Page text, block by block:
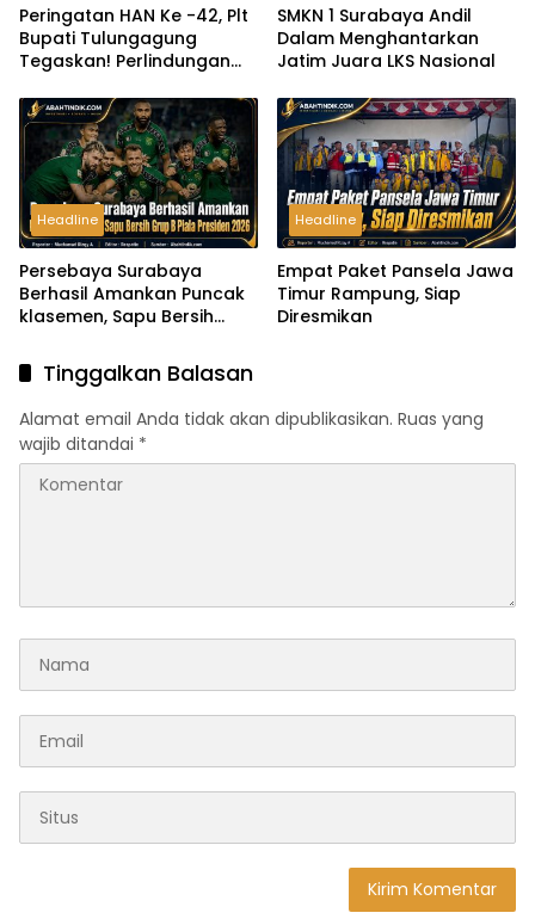
Peringatan HAN Ke -42, Plt
Bupati Tulungagung
Tegaskan! Perlindungan
Komitmen Bersama
SMKN 1 Surabaya Andil
Dalam Menghantarkan
Jatim Juara LKS Nasional
Headline
Persebaya Surabaya
Berhasil Amankan Puncak
klasemen, Sapu Bersih
Headline
Empat Paket Pansela Jawa
Timur Rampung, Siap
Diresmikan
Tinggalkan Balasan
Alamat email Anda tidak akan dipublikasikan. Ruas yang
wajib ditandai *